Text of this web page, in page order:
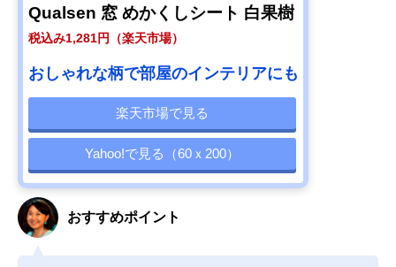
Qualsen 窓 めかくしシート 白果樹
税込み1,281円（楽天市場）
おしゃれな柄で部屋のインテリアにも
楽天市場で見る
Yahoo!で見る（60ｘ200）
おすすめポイント